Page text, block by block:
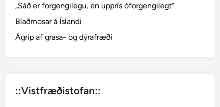
l
„Sáð er forgengilegu, en upprís óforgengilegt“
Blaðmosar á Íslandi
Ágrip af grasa- og dýrafræði
::Vistfræðistofan::